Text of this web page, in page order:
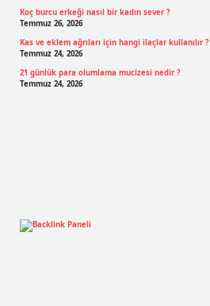
Koç burcu erkeği nasıl bir kadın sever ?
Temmuz 26, 2026
Kas ve eklem ağrıları için hangi ilaçlar kullanılır ?
Temmuz 24, 2026
21 günlük para olumlama mucizesi nedir ?
Temmuz 24, 2026